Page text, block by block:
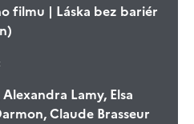
filmu | Láska bez bariér
Lamy, Elsa
Claude Brasseur